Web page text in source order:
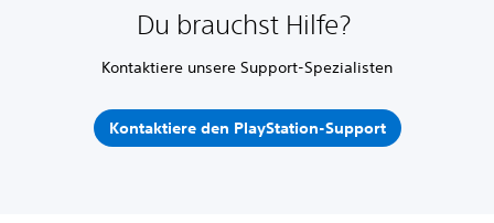
Du brauchst Hilfe?
Kontaktiere unsere Support-Spezialisten
Kontaktiere den PlayStation-Support